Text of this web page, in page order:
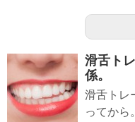
滑舌ト
係。
滑舌トレ
ってから